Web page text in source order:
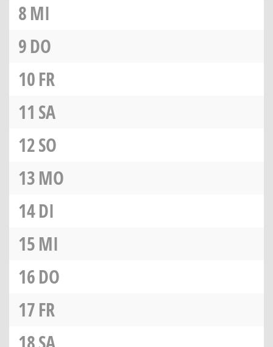
8MI
9DO
10FR
11 SA
12SO
13MO
14DI
15MI
16DO
17FR